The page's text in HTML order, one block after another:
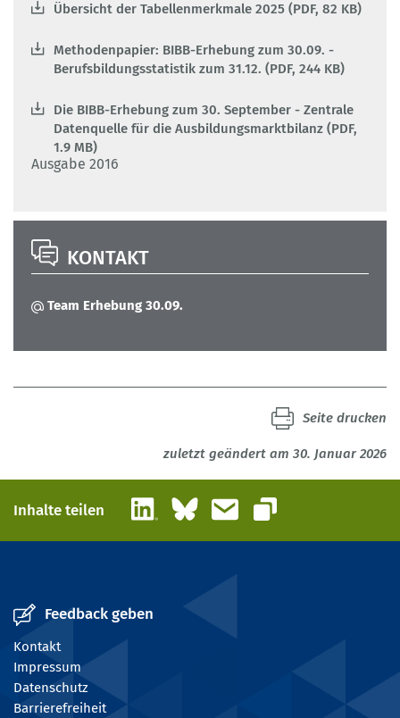
Übersicht der Tabellenmerkmale 2025 (PDF, 82 KB)
Methodenpapier: BIBB-Erhebung zum 30.09. -
Berufsbildungsstatistik zum 31.12. (PDF, 244 KB)
Die BIBB-Erhebung zum 30. September - Zentrale
Datenquelle für die Ausbildungsmarktbilanz (PDF,
1.9 MB)
Ausgabe 2016
KONTAKT
Team Erhebung 30.09.
zuletzt geändert am 30. Januar 2026
Seite drucken
Inhalte teilen LinkedInBlueskyE-Mail
Link kopieren
Feedback geben
Kontakt
Impressum
Datenschutz
Barrierefreiheit